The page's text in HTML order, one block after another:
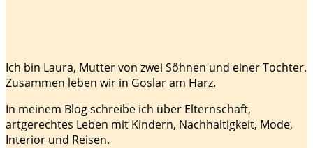
Ich bin Laura, Mutter von zwei Söhnen und einer Tochter.
Zusammen leben wir in Goslar am Harz.
In meinem Blog schreibe ich über Elternschaft,
artgerechtes Leben mit Kindern, Nachhaltigkeit, Mode,
Interior und Reisen.